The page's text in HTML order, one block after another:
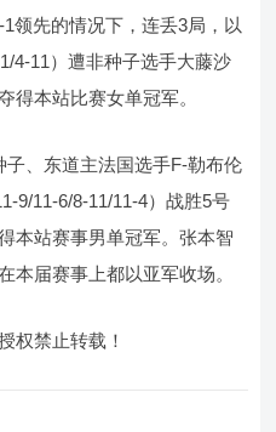
领先的情况下，连丢3局，以
4-11）遭非种子选手大藤沙
得本站比赛女单冠军。
、东道主法国选手F-勒布伦
9/11-6/8-11/11-4）战胜5号
本站赛事男单冠军。张本智
本届赛事上都以亚军收场。
权禁止转载！